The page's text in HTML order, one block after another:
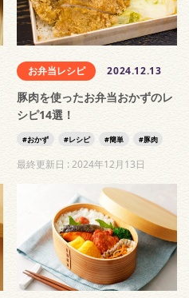
お弁当レシピ 2024.12.13
豚肉を使ったお弁当おかずのレ
シピ14選！
おかず レシピ 簡単 豚肉
最終更新日 :2024年12月13日